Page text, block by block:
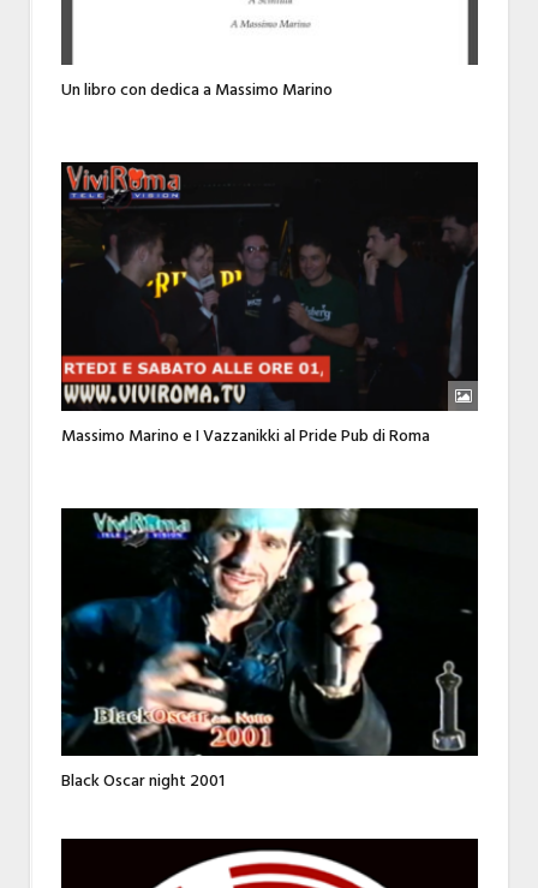
Un libro con dedica a Massimo Marino
Massimo Marino e I Vazzanikki al Pride Pub di Roma
Black Oscar night 2001